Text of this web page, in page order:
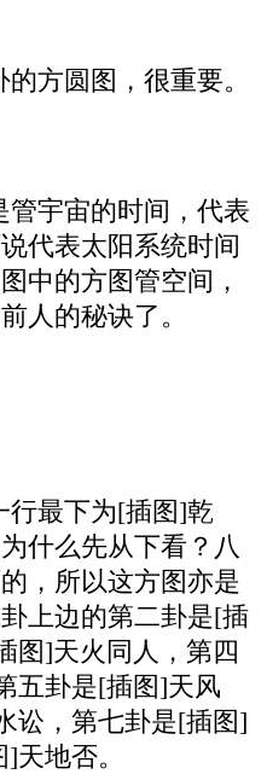
方圆图，很重要。
管宇宙的时间，代表
代表太阳系统时间
中的方图管空间，
人的秘诀了。
行最下为[插图]乾
什么先从下看？八
，所以这方图亦是
上边的第二卦是[插
图]天火同人，第四
五卦是[插图]天风
讼，第七卦是[插图]
天地否。